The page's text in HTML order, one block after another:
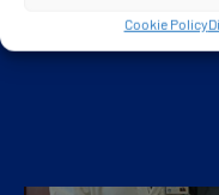
Cookie Policy